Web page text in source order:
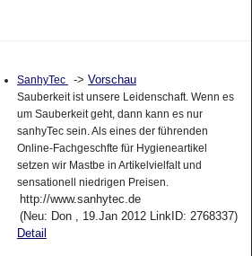
SanhyTec -> Vorschau
Sauberkeit ist unsere Leidenschaft. Wenn es
um Sauberkeit geht, dann kann es nur
sanhyTec sein. Als eines der führenden
Online-Fachgeschfte für Hygieneartikel
setzen wir Mastbe in Artikelvielfalt und
sensationell niedrigen Preisen.
http://www.sanhytec.de
(Neu: Don , 19.Jan 2012 LinkID: 2768337)
Detail